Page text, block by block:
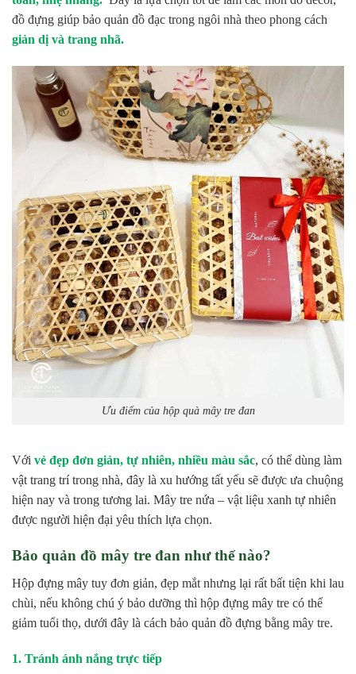
đồ đựng giúp bảo quản đồ đạc trong ngôi nhà theo phong cách
giản dị và trang nhã.
Ưu điểm của hộp quà mây tre đan
Với vẻ đẹp đơn giản, tự nhiên, nhiều màu sắc, có thể dùng làm
vật trang trí trong nhà, đây là xu hướng tất yếu sẽ được ưa chuộng
hiện nay và trong tương lai. Mây tre nứa – vật liệu xanh tự nhiên
được người hiện đại yêu thích lựa chọn.
Bảo quản đồ mây tre đan như thế nào?
Hộp đựng mây tuy đơn giản, đẹp mắt nhưng lại rất bất tiện khi lau
chùi, nếu không chú ý bảo dưỡng thì hộp đựng mây tre có thể
giảm tuổi thọ, dưới đây là cách bảo quản đồ đựng bằng mây tre.
1. Tránh ánh nắng trực tiếp